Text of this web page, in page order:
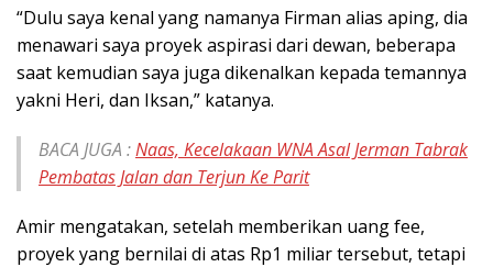
“Dulu saya kenal yang namanya Firman alias aping, dia
menawari saya proyek aspirasi dari dewan, beberapa
saat kemudian saya juga dikenalkan kepada temannya
yakni Heri, dan Iksan,” katanya.
BACA JUGA :Naas, Kecelakaan WNA Asal Jerman Tabrak
Pembatas Jalan dan Terjun Ke Parit
Amir mengatakan, setelah memberikan uang fee,
proyek yang bernilai di atas Rp1 miliar tersebut, tetapi